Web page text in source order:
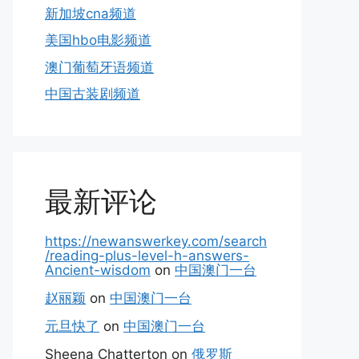
新加坡cna频道
美国hbo电影频道
澳门葡萄牙语频道
中国古装剧频道
最新评论
https://newanswerkey.com/search
/reading-plus-level-h-answers-
Ancient-wisdom on 中国澳门一台
赵丽颖 on 中国澳门一台
元旦快了 on 中国澳门一台
Sheena Chatterton on 俄罗斯